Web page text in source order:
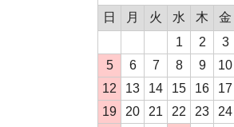
日
月 火 水 木 金
1
2 3
5
6 7 8 9 10
12
13 14 15 16 17
19
20 21 22 23 24